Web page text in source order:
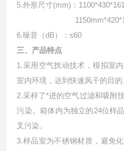
5.外形尺寸(mm)：
1150mm*420*1500(
6.噪音（dB）：≤60
三、产品特点
1.采用空气扰动技术，模拟室
室内环境，达到快速风干的目的
2.采样了*进的空气过滤和吸附
污染。箱体内为独立的24位样
叉污染。
3.样品室为不锈钢材质，避免